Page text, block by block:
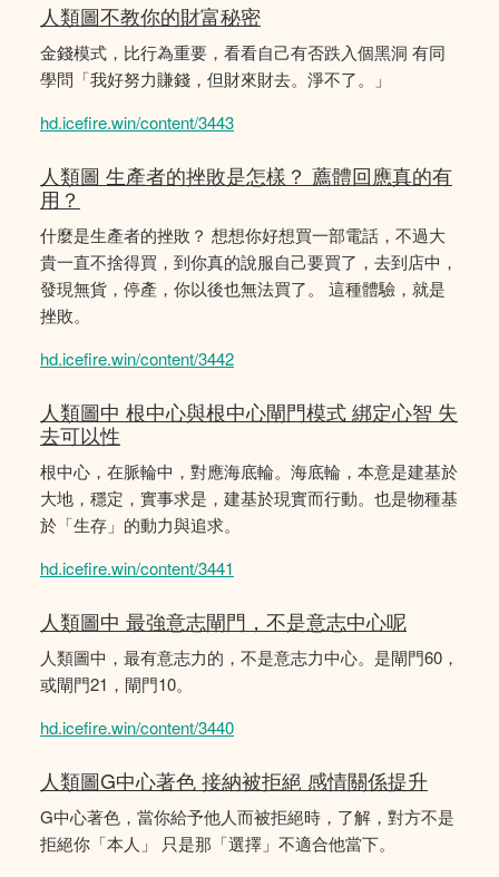
人類圖不教你的財富秘密
金錢模式，比行為重要，看看自己有否跌入個黑洞 有同
學問「我好努力賺錢，但財來財去。淨不了。」
hd.icefire.win/content/3443
人類圖 生產者的挫敗是怎樣？ 薦體回應真的有
用？
什麼是生產者的挫敗？ 想想你好想買一部電話，不過大
貴一直不捨得買，到你真的說服自己要買了，去到店中，
發現無貨，停產，你以後也無法買了。 這種體驗，就是
挫敗。
hd.icefire.win/content/3442
人類圖中 根中心與根中心閘門模式 綁定心智 失
去可以性
根中心，在脈輪中，對應海底輪。海底輪，本意是建基於
大地，穩定，實事求是，建基於現實而行動。也是物種基
於「生存」的動力與追求。
hd.icefire.win/content/3441
人類圖中 最強意志閘門，不是意志中心呢
人類圖中，最有意志力的，不是意志力中心。是閘門60，
或閘門21，閘門10。
hd.icefire.win/content/3440
人類圖G中心著色 接納被拒絕 感情關係提升
G中心著色，當你給予他人而被拒絕時，了解，對方不是
拒絕你「本人」 只是那「選擇」不適合他當下。